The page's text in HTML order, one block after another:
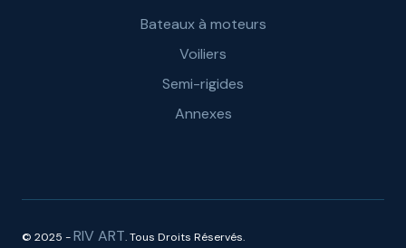
Bateaux à moteurs
Voiliers
Semi-rigides
Annexes
© 2025 -RIV ART. Tous Droits Réservés.